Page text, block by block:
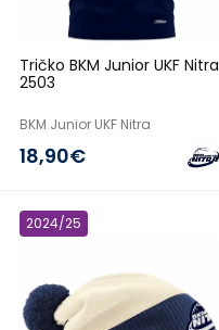
Tričko BKM Junior UKF Nitra
2503
BKM Junior UKF Nitra
18,90€
2024/25